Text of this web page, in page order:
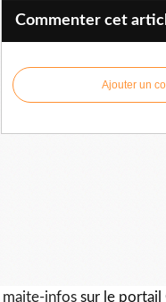
Commenter cet
Ajouter un
maite-infos sur le